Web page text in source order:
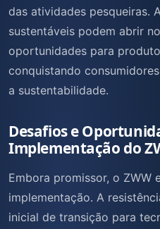
das atividades pesqueiras.
sustentáveis podem abrir
oportunidades para
conquistando
a sustentabilidade.
Desafios e
Implementação do
Embora promissor, o ZWW
implementação. A
inicial de transição para